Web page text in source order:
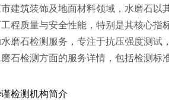
建筑装饰及地面材料领域，水磨石以
工程质量与安全性能，特别是其核心
磨石检测服务，专注于抗压强度测试
石检测方面的服务详情，包括检测标
检测机构简介